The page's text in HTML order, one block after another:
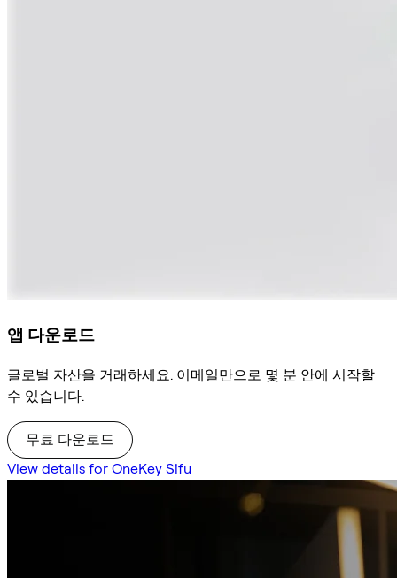
앱 다운로드
글로벌 자산을 거래하세요. 이메일만으로 몇 분 안에 시작할
수 있습니다.
무료 다운로드
View details for OneKey Sifu